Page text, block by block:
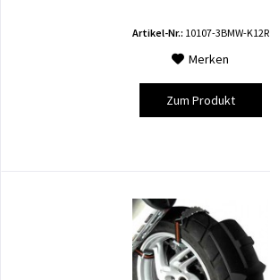
Artikel-Nr.: 10107-3BMW-K12R
Merken
Zum Produkt